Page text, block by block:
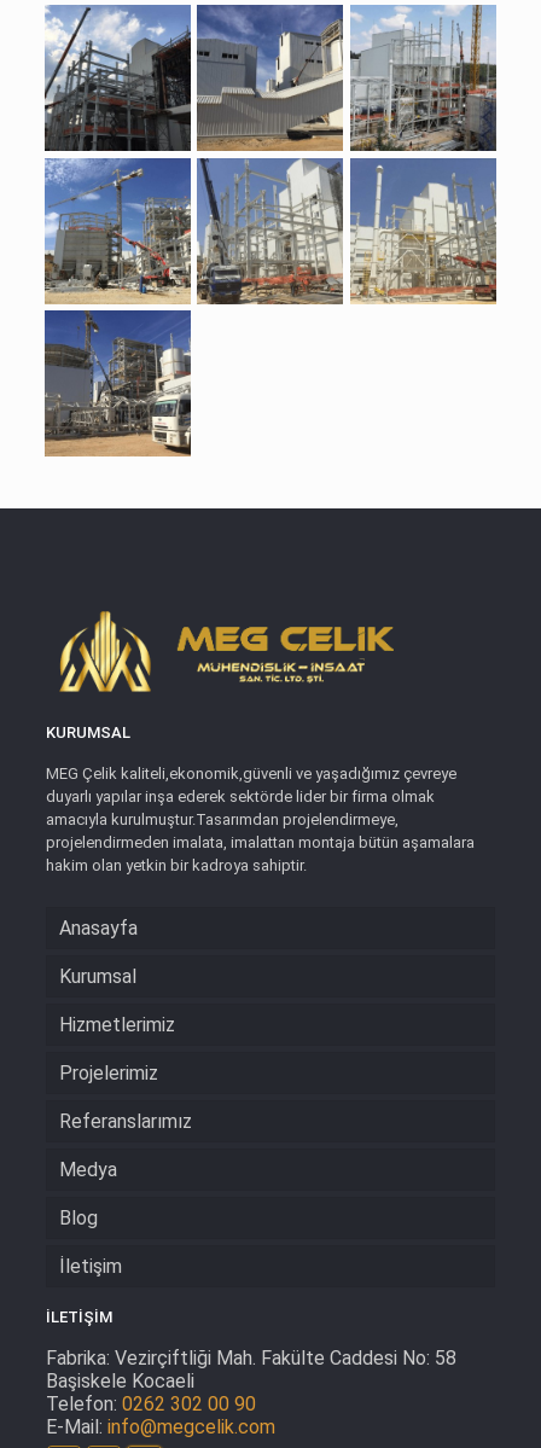
KURUMSAL
MEG Çelik kaliteli,ekonomik,güvenli ve yaşadığımız çevreye
duyarlı yapılar inşa ederek sektörde lider bir firma olmak
amacıyla kurulmuştur.Tasarımdan projelendirmeye,
projelendirmeden imalata, imalattan montaja bütün aşamalara
hakim olan yetkin bir kadroya sahiptir.
Anasayfa
Kurumsal
Hizmetlerimiz
Projelerimiz
Referanslarımız
Medya
Blog
İletişim
İLETİŞİM
Fabrika: Vezirçiftliği Mah. Fakülte Caddesi No: 58
Başiskele Kocaeli
Telefon: 0262 302 00 90
E-Mail: info@megcelik.com